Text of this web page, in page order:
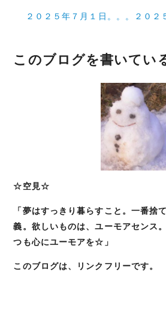
ゲ
２０２５年７月１日。。。２０２
このブログを書いてい
☆空見☆
「夢はすっきり暮らすこと。一番捨
義。欲しいものは、ユーモアセンス
つも心にユーモアを☆」
このブログは、リンクフリーです。